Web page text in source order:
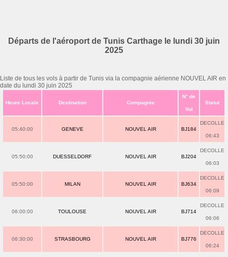
Départs de l'aéroport de Tunis Carthage le lundi 30 juin
2025
Liste de tous les vols à partir de Tunis via la compagnie aérienne NOUVEL AIR en
date du lundi 30 juin 2025
Heure Locale Destination Compagnie
N° de
Vol
Statut
05:40:00 GENEVE NOUVEL AIR BJ184
DECOLLE
06:43
05:50:00 DUESSELDORF NOUVEL AIR BJ204
DECOLLE
06:03
05:50:00 MILAN NOUVEL AIR BJ634
DECOLLE
06:09
06:00:00 TOULOUSE NOUVEL AIR BJ714
DECOLLE
06:06
06:30:00 STRASBOURG NOUVEL AIR BJ776
DECOLLE
06:24